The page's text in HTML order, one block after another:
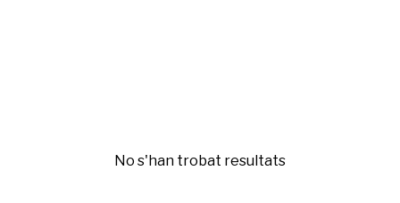
No s'han trobat resultats